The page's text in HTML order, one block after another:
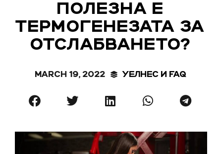
ПОЛЕЗНА Е
ТЕРМОГЕНЕЗАТА ЗА
ОТСЛАБВАНЕТО?
MARCH 19, 2022 УЕЛНЕС И FAQ